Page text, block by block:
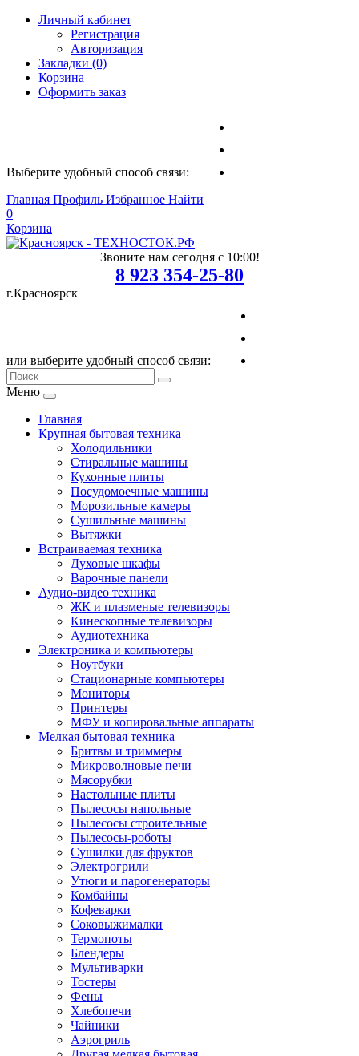
Личный кабинет
Регистрация
Авторизация
Закладки (0)
Корзина
Оформить заказ
Выберите удобный способ связи:
Главная Профиль Избранное Найти
0
Корзина
Звоните нам сегодня с 10:00!
8 923 354-25-80
г.Красноярск
или выберите удобный способ связи:
Меню
Главная
Крупная бытовая техника
Холодильники
Стиральные машины
Кухонные плиты
Посудомоечные машины
Морозильные камеры
Сушильные машины
Вытяжки
Встраиваемая техника
Духовые шкафы
Варочные панели
Аудио-видео техника
ЖК и плазменые телевизоры
Кинескопные телевизоры
Аудиотехника
Электроника и компьютеры
Ноутбуки
Стационарные компьютеры
Мониторы
Принтеры
МФУ и копировальные аппараты
Мелкая бытовая техника
Бритвы и триммеры
Микроволновые печи
Мясорубки
Настольные плиты
Пылесосы напольные
Пылесосы строительные
Пылесосы-роботы
Сушилки для фруктов
Электрогрили
Утюги и парогенераторы
Комбайны
Кофеварки
Соковыжималки
Термопоты
Блендеры
Мультиварки
Тостеры
Фены
Хлебопечи
Чайники
Аэрогриль